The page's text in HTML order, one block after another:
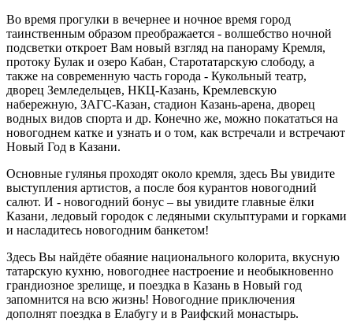
Во время прогулки в вечернее и ночное время город
таинственным образом преображается - волшебство ночной
подсветки откроет Вам новый взгляд на панораму Кремля,
протоку Булак и озеро Кабан, Старотатарскую слободу, а
также на современную часть города - Кукольный театр,
дворец Земледельцев, НКЦ-Казань, Кремлевскую
набережную, ЗАГС-Казан, стадион Казань-арена, дворец
водных видов спорта и др. Конечно же, можно покататься на
новогоднем катке и узнать и о том, как встречали и встречают
Новый Год в Казани.
Основные гулянья проходят около кремля, здесь Вы увидите
выступления артистов, а после боя курантов новогодний
салют. И - новогодний бонус – вы увидите главные ёлки
Казани, ледовый городок с ледяными скульптурами и горками
и насладитесь новогодним банкетом!
Здесь Вы найдёте обаяние национального колорита, вкусную
татарскую кухню, новогоднее настроение и необыкновенно
грандиозное зрелище, и поездка в Казань в Новый год
запомнится на всю жизнь! Новогодние приключения
дополнят поездка в Елабугу и в Раифский монастырь.